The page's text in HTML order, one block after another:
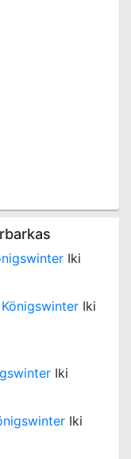
Iki
Königswinter Iki
Iki
Iki